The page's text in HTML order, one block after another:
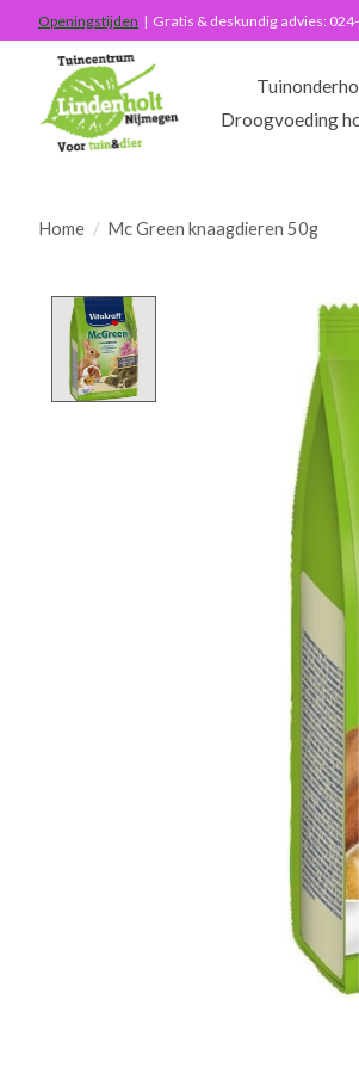
Openingstijden | Gratis & deskundig advies:
Droogvoeding
Home / Mc Green knaagdieren 50g
Product image